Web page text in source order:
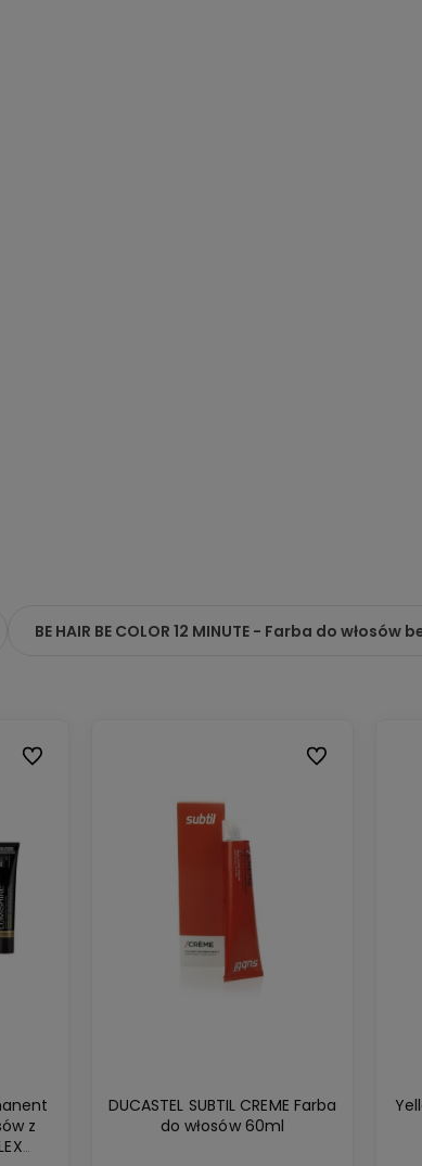
BE HAIR BE COLOR 12 MINUTE - Farba do włosów
z
Do ulubionych
DUCASTEL SUBTIL CREME Farba
do włosów 60ml
Do ulubionych